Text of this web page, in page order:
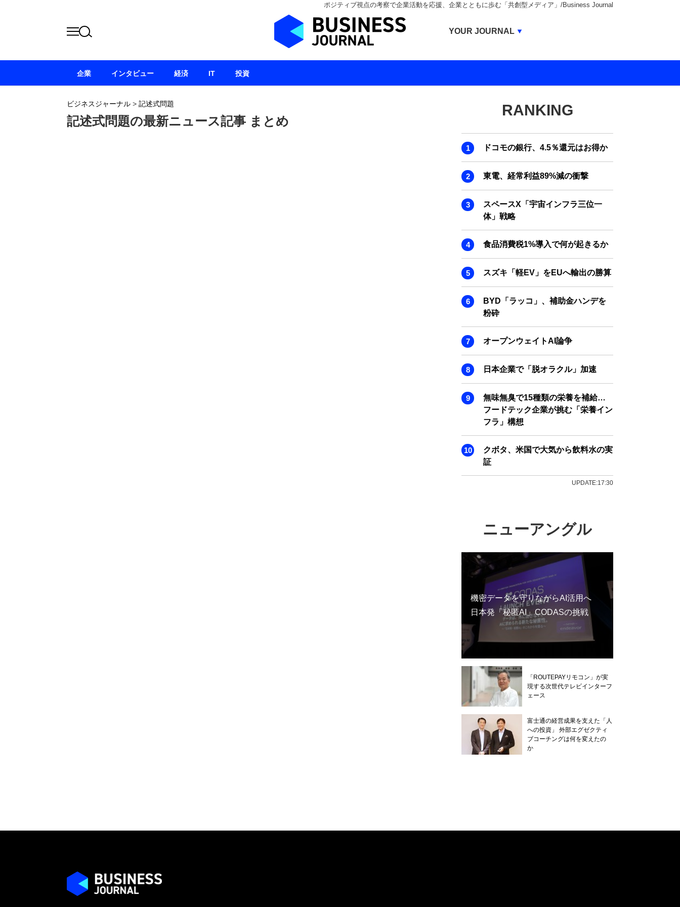
ポジティブ視点の考察で企業活動を応援、企業とともに歩む「共創型メディア」/Business Journal
ビジネスジャーナル > 記述式問題
記述式問題の最新ニュース記事 まとめ
RANKING
ドコモの銀行、4.5％還元はお得か
東電、経常利益89%減の衝撃
スペースX「宇宙インフラ三位一
体」戦略
食品消費税1%導入で何が起きるか
スズキ「軽EV」をEUへ輸出の勝算
BYD「ラッコ」、補助金ハンデを
粉砕
オープンウェイトAI論争
日本企業で「脱オラクル」加速
無味無臭で15種類の栄養を補給…
フードテック企業が挑む「栄養イン
フラ」構想
クボタ、米国で大気から飲料水の実
証
UPDATE:17:30
ニューアングル
機密データを守りながらAI活用へ
日本発「秘匿AI」CODASの挑戦
「ROUTEPAYリモコン」が実
現する次世代テレビインターフ
ェース
富士通の経営成果を支えた「人
への投資」 外部エグゼクティ
ブコーチングは何を変えたの
か
企業 インタビュー 経済 IT 投資
YOUR JOURNAL
BUSINESS JOURNAL
IVS JOURNAL
ENERGY MANAGEMENT JOURNAL
INBOUND JOURNAL
LIFE ENDING JOURNAL
AI JOURNAL
REAL ESTATE BROKERAGE JOURNAL
SMART MARKETING JOURNAL
BPaaS JOURNAL
ADOPTABLE DOG JOURNAL